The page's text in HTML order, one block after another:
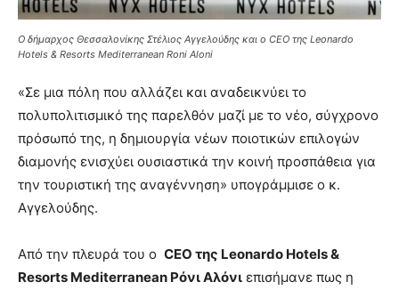
Ο δήμαρχος Θεσσαλονίκης Στέλιος Αγγελούδης και ο CEO της Leonardo
Hotels & Resorts Mediterranean Roni Aloni
«Σε μια πόλη που αλλάζει και αναδεικνύει το
πολυπολιτισμικό της παρελθόν μαζί με το νέο, σύγχρονο
πρόσωπό της, η δημιουργία νέων ποιοτικών επιλογών
διαμονής ενισχύει ουσιαστικά την κοινή προσπάθεια για
την τουριστική της αναγέννηση» υπογράμμισε ο κ.
Αγγελούδης.
Από την πλευρά του ο CEO της Leonardo Hotels &
Resorts Mediterranean Ρόνι Αλόνι επισήμανε πως η